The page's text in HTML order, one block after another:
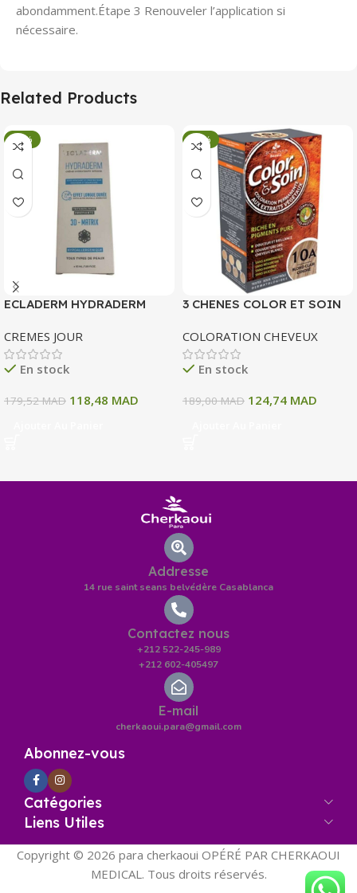
abondamment.Étape 3 Renouveler l’application si
nécessaire.
Related Products
-34%
ECLADERM HYDRADERM
INTENSE 72H 50 ML
CREMES JOUR
En stock
179,52MAD 118,48 MAD
-34%
3 CHENES COLOR ET SOIN
10 A BLOND CLAIR CENDRE
135 ML
COLORATION CHEVEUX
En stock
189,00MAD 124,74 MAD
Addresse
14 rue saint seans belvédère Casablanca
Contactez nous
+212 522-245-989
+212 602-405497
E-mail
cherkaoui.para@gmail.com
Abonnez-vous
Catégories
Liens Utiles
Copyright © 2026 para cherkaoui OPÉRÉ PAR CHERKAOUI
MEDICAL. Tous droits réservés.